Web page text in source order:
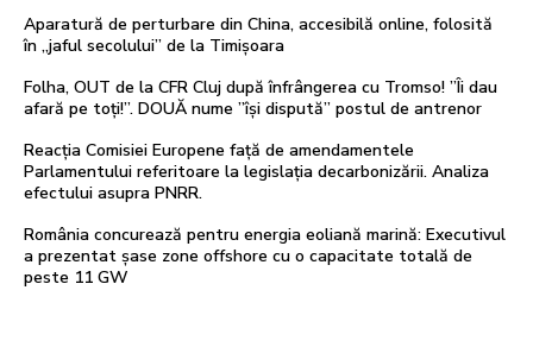
Aparatură de perturbare din China, accesibilă online, folosită
în „jaful secolului” de la Timișoara
Folha, OUT de la CFR Cluj după înfrângerea cu Tromso! ”Îi dau
afară pe toți!”. DOUĂ nume ”își dispută” postul de antrenor
Reacția Comisiei Europene față de amendamentele
Parlamentului referitoare la legislația decarbonizării. Analiza
efectului asupra PNRR.
România concurează pentru energia eoliană marină: Executivul
a prezentat șase zone offshore cu o capacitate totală de
peste 11 GW